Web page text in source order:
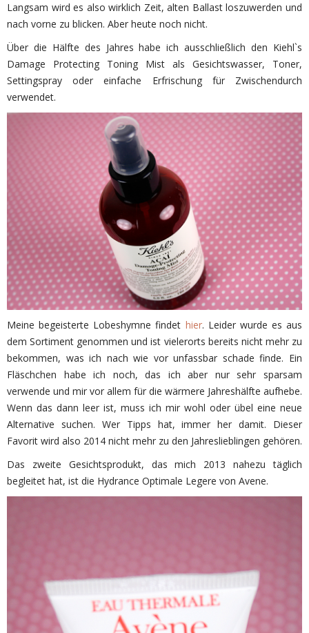
Langsam wird es also wirklich Zeit, alten Ballast loszuwerden und
nach vorne zu blicken. Aber heute noch nicht.
Über die Hälfte des Jahres habe ich ausschließlich den Kiehl`s
Damage Protecting Toning Mist als Gesichtswasser, Toner,
Settingspray oder einfache Erfrischung für Zwischendurch
verwendet.
Meine begeisterte Lobeshymne findet hier. Leider wurde es aus
dem Sortiment genommen und ist vielerorts bereits nicht mehr zu
bekommen, was ich nach wie vor unfassbar schade finde. Ein
Fläschchen habe ich noch, das ich aber nur sehr sparsam
verwende und mir vor allem für die wärmere Jahreshälfte aufhebe.
Wenn das dann leer ist, muss ich mir wohl oder übel eine neue
Alternative suchen. Wer Tipps hat, immer her damit. Dieser
Favorit wird also 2014 nicht mehr zu den Jahreslieblingen gehören.
Das zweite Gesichtsprodukt, das mich 2013 nahezu täglich
begleitet hat, ist die Hydrance Optimale Legere von Avene.